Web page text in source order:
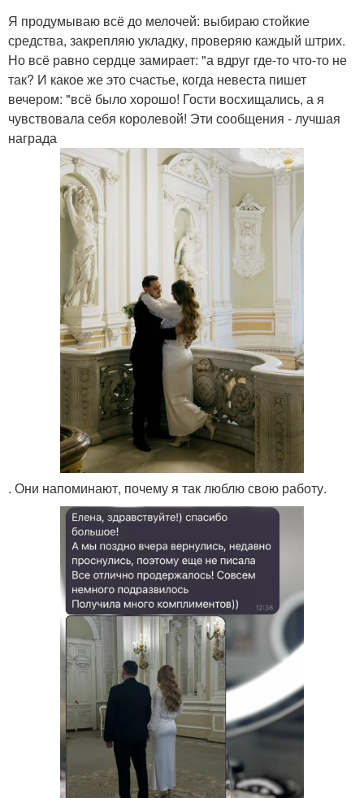
Я продумываю всё до мелочей: выбираю стойкие
средства, закрепляю укладку, проверяю каждый штрих.
Но всё равно сердце замирает: "а вдруг где-то что-то не
так? И какое же это счастье, когда невеста пишет
вечером: "всё было хорошо! Гости восхищались, а я
чувствовала себя королевой! Эти сообщения - лучшая
награда
. Они напоминают, почему я так люблю свою работу.